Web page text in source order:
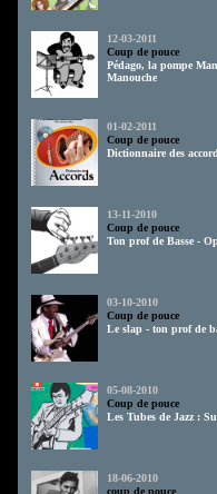
12-03-2011
Coup de pouce
Pédago, la pompe
Manouche
01-02-2011
Coup de pouce
Dictionnaire des
13-11-2010
Coup de pouce
Ton prof de Basse -
03-10-2010
Coup de pouce
Le slap - ton prof de
05-08-2010
Coup de pouce
Les Tubes de Jazz :
18-06-2010
coup de pouce